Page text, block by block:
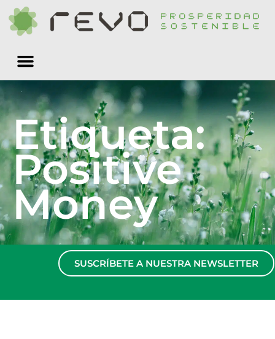
Etiqueta:
Positive
Money
SUSCRÍBETE A NUESTRA NEWSLETTER